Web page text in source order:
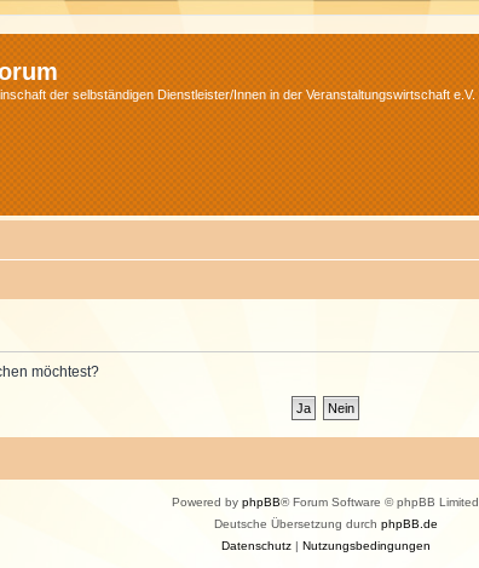
der selbständigen Dienstleister/Innen in der Veranstaltungswirtschaft e.V.
möchtest?
Powered by phpBB® Forum Software © phpBB Limited
Deutsche Übersetzung durch phpBB.de
Datenschutz| Nutzungsbedingungen